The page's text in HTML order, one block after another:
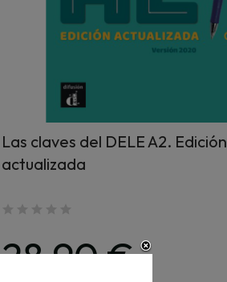
Las claves del DELE A2. Edición
actualizada
28,90 €